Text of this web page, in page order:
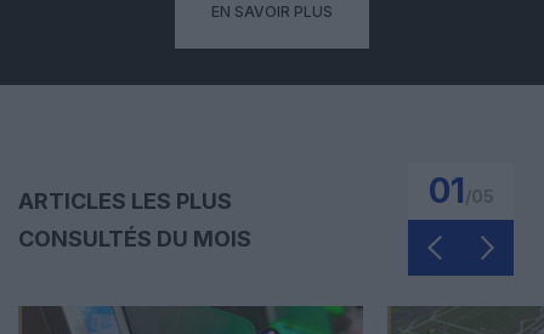
EN SAVOIR PLUS
ARTICLES LES PLUS
CONSULTÉS DU MOIS
01